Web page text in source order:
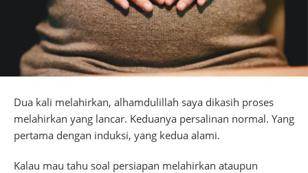
Dua kali melahirkan, alhamdulillah saya dikasih proses
melahirkan yang lancar. Keduanya persalinan normal. Yang
pertama dengan induksi, yang kedua alami.
Kalau mau tahu soal persiapan melahirkan ataupun